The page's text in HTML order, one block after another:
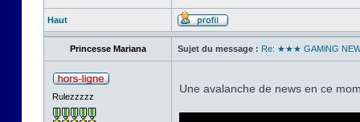
Haut
Princesse Mariana Sujet du message : Re: ★★★ GAMiNG
Rulezzzzz
Une avalanche de news en ce